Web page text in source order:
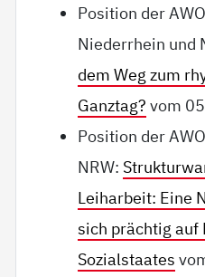
Position der
Niederrhein und
dem Weg zum
Ganztag? vom
Position der AWO
NRW:
Leiharbeit: Eine
sich prächtig auf
Sozialstaates